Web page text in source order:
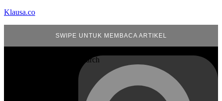
Klausa.co
SWIPE UNTUK MEMBACA ARTIKEL
Search